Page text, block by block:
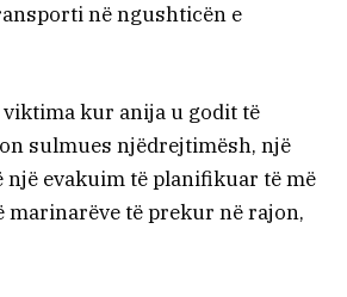
në ngushticën e
kur anija u godit të
sulmues njëdrejtimësh, një
një evakuim të planifikuar të më
marinarëve të prekur në rajon,